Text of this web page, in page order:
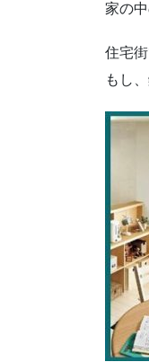
家の
住宅
もし